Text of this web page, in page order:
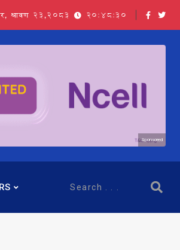
श्रावण २३,२०८३ 20:48:32
Sponsored